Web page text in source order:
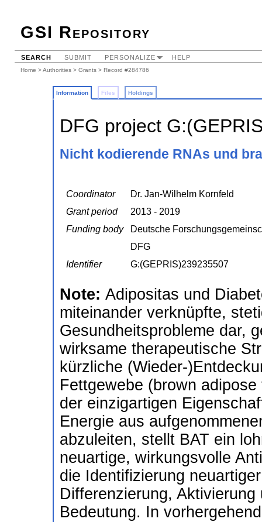
GSI Repository
SEARCH SUBMIT PERSONALIZE HELP
Home >Authorities > Grants > Record #284786
Information Files Holdings
DFG project
Nicht kodierende RNAs und
Coordinator
Dr. Jan-Wilhelm Kornfeld
Grant period
2013 - 2019
Funding body
Deutsche
DFG
Identifier
G:(GEPRIS)239235507
Note: Adipositas und
miteinander verknüpfte,
Gesundheitsprobleme dar,
wirksame therapeutische
kürzliche (Wieder-
Fettgewebe (brown
der einzigartigen
Energie aus
abzuleiten, stellt BAT ein
neuartige, wirkungsvolle
die Identifizierung
Differenzierung,
Bedeutung. In